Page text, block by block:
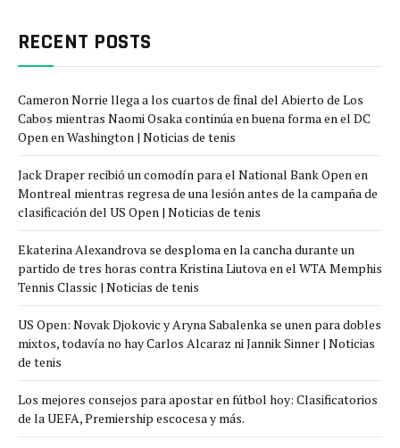
RECENT POSTS
Cameron Norrie llega a los cuartos de final del Abierto de Los
Cabos mientras Naomi Osaka continúa en buena forma en el DC
Open en Washington | Noticias de tenis
Jack Draper recibió un comodín para el National Bank Open en
Montreal mientras regresa de una lesión antes de la campaña de
clasificación del US Open | Noticias de tenis
Ekaterina Alexandrova se desploma en la cancha durante un
partido de tres horas contra Kristina Liutova en el WTA Memphis
Tennis Classic | Noticias de tenis
US Open: Novak Djokovic y Aryna Sabalenka se unen para dobles
mixtos, todavía no hay Carlos Alcaraz ni Jannik Sinner | Noticias
de tenis
Los mejores consejos para apostar en fútbol hoy: Clasificatorios
de la UEFA, Premiership escocesa y más.